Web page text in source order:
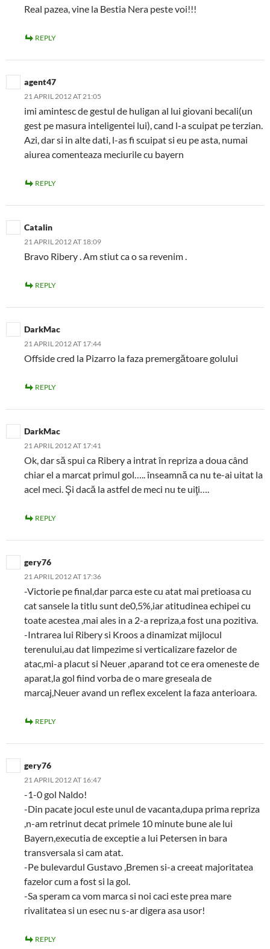
Real pazea, vine la Bestia Nera peste voi!!!
REPLY
agent47
21 APRIL 2012 AT 21:05
imi amintesc de gestul de huligan al lui giovani becali(un
gest pe masura inteligentei lui), cand l-a scuipat pe terzian.
Azi, dar si in alte dati, l-as fi scuipat si eu pe asta, numai
aiurea comenteaza meciurile cu bayern
REPLY
Catalin
21 APRIL 2012 AT 18:09
Bravo Ribery . Am stiut ca o sa revenim .
REPLY
DarkMac
21 APRIL 2012 AT 17:44
Offside cred la Pizarro la faza premergătoare golului
REPLY
DarkMac
21 APRIL 2012 AT 17:41
Ok, dar să spui ca Ribery a intrat în repriza a doua când
chiar el a marcat primul gol….. înseamnă ca nu te-ai uitat la
acel meci. Şi dacă la astfel de meci nu te uiţi….
REPLY
gery76
21 APRIL 2012 AT 17:36
-Victorie pe final,dar parca este cu atat mai pretioasa cu
cat sansele la titlu sunt de0,5%,iar atitudinea echipei cu
toate acestea ,mai ales in a 2-a repriza,a fost una pozitiva.
-Intrarea lui Ribery si Kroos a dinamizat mijlocul
terenului,au dat limpezime si verticalizare fazelor de
atac,mi-a placut si Neuer ,aparand tot ce era omeneste de
aparat,la gol fiind vorba de o mare greseala de
marcaj,Neuer avand un reflex excelent la faza anterioara.
REPLY
gery76
21 APRIL 2012 AT 16:47
-1-0 gol Naldo!
-Din pacate jocul este unul de vacanta,dupa prima repriza
,n-am retrinut decat primele 10 minute bune ale lui
Bayern,executia de exceptie a lui Petersen in bara
transversala si cam atat.
-Pe bulevardul Gustavo ,Bremen si-a creeat majoritatea
fazelor cum a fost si la gol.
-Sa speram ca vom marca si noi caci este prea mare
rivalitatea si un esec nu s-ar digera asa usor!
REPLY